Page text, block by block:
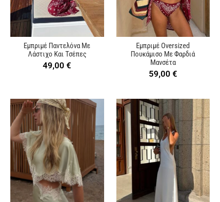
Εμπριμέ Παντελόνα Με
Λάστιχο Και Τσέπες
49,00€
Εμπριμέ Oversized
Πουκάμισο Με Φαρδιά
Μανσέτα
59,00 €